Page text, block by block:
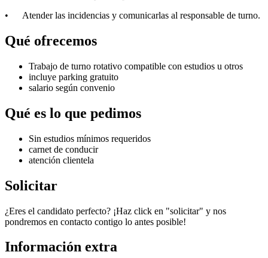
• Atender las incidencias y comunicarlas al responsable de turno.
Qué ofrecemos
Trabajo de turno rotativo compatible con estudios u otros
incluye parking gratuito
salario según convenio
Qué es lo que pedimos
Sin estudios mínimos requeridos
carnet de conducir
atención clientela
Solicitar
¿Eres el candidato perfecto? ¡Haz click en "solicitar" y nos
pondremos en contacto contigo lo antes posible!
Información extra